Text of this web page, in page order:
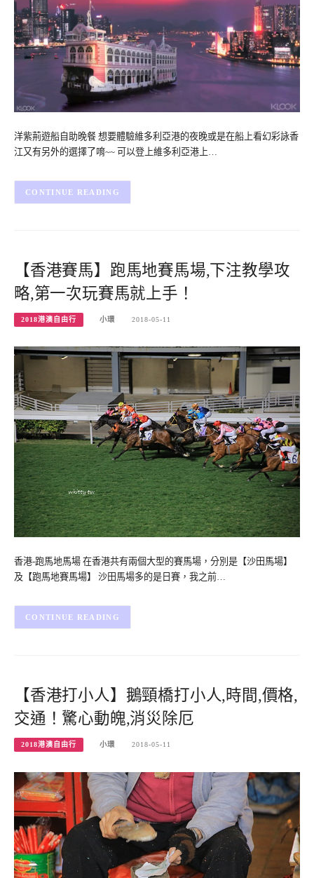
洋紫荊遊船自助晚餐 想要體驗維多利亞港的夜晚或是在船上看幻彩詠香
江又有另外的選擇了唷~~ 可以登上維多利亞港上…
CONTINUE READING
【香港賽馬】跑馬地賽馬場,下注教學攻
略,第一次玩賽馬就上手！
2018港澳自由行 小環 2018-05-11
香港-跑馬地馬場 在香港共有兩個大型的賽馬場，分別是【沙田馬場】
及【跑馬地賽馬場】 沙田馬場多的是日賽，我之前…
CONTINUE READING
【香港打小人】鵝頸橋打小人,時間,價格,
交通！驚心動魄,消災除厄
2018港澳自由行 小環 2018-05-11